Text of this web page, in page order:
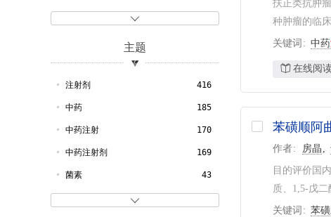
2005 12
2002
2001
2000
1999
1998
1997 5

Web of Science数据库 87
医学文摘 75
Scopus数据库 75
农业与生物科学研究中心文摘 71
剑桥科学文摘 44
CSA-ProQuest数据库 44
乌利希期刊指南 44
主题

注射剂 416
中药 185
中药注射 170
中药注射剂 169
菌素 43
扶正类抗肿
种肿瘤的临
关键词 中药
在线阅
苯磺顺阿
作者 房晶
目的评价国
质、1,5-戊
关键词 苯